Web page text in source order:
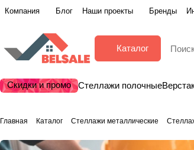
Компания Блог Наши проекты Бренды
Каталог
Скидки и промо Стеллажи полочные
Главная Каталог Стеллажи металлические